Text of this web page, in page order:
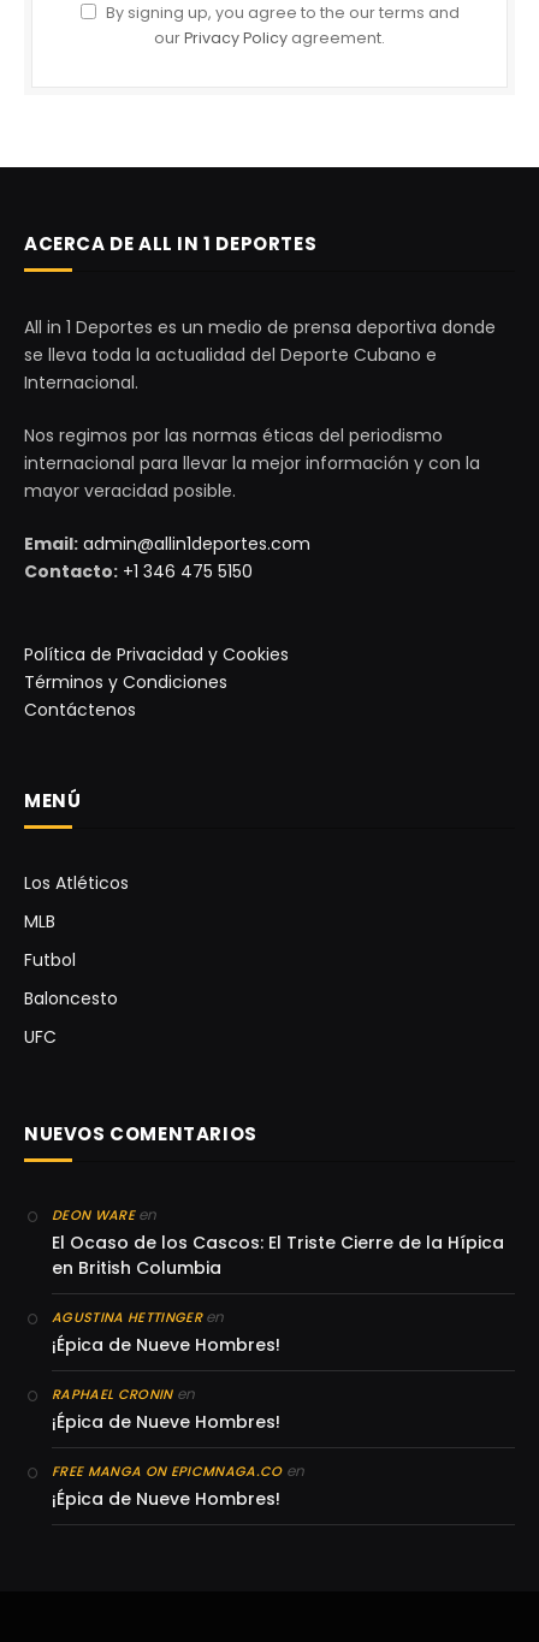
By signing up, you agree to the our terms and
ourPrivacy Policy agreement.
ACERCA DE ALL IN 1 DEPORTES
All in 1 Deportes es un medio de prensa deportiva donde
se lleva toda la actualidad del Deporte Cubano e
Internacional.
Nos regimos por las normas éticas del periodismo
internacional para llevar la mejor información y con la
mayor veracidad posible.
Email: admin@allin1deportes.com
Contacto: +1 346 475 5150
Política de Privacidad y Cookies
Términos y Condiciones
Contáctenos
MENÚ
Los Atléticos
MLB
Futbol
Baloncesto
UFC
NUEVOS COMENTARIOS
DEON WAREen
El Ocaso de los Cascos: El Triste Cierre de la Hípica
en British Columbia
AGUSTINA HETTINGERen
¡Épica de Nueve Hombres!
RAPHAEL CRONINen
¡Épica de Nueve Hombres!
FREE MANGA ON EPICMNAGA.COen
¡Épica de Nueve Hombres!